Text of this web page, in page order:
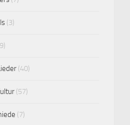
(3)
(40)
(57)
(7)